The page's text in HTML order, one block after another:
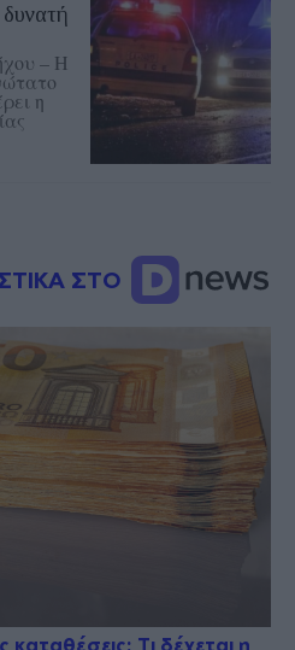
– Η
η
ΣΤΟ
καταθέσεις: Τι δέχεται η